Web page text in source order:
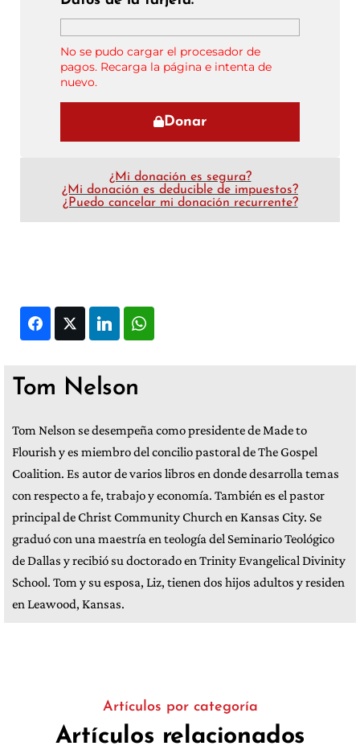
No se pudo cargar el procesador de
pagos. Recarga la página e intenta de
nuevo.
Donar
¿Mi donación es segura?
¿Mi donación es deducible de impuestos?
¿Puedo cancelar mi donación recurrente?
FacebookTwitter LinkedIn
Tom Nelson
Tom Nelson se desempeña como presidente de Made to
Flourish y es miembro del concilio pastoral de The Gospel
Coalition. Es autor de varios libros en donde desarrolla temas
con respecto a fe, trabajo y economía. También es el pastor
principal de Christ Community Church en Kansas City. Se
graduó con una maestría en teología del Seminario Teológico
de Dallas y recibió su doctorado en Trinity Evangelical Divinity
School. Tom y su esposa, Liz, tienen dos hijos adultos y residen
en Leawood, Kansas.
Artículos por categoría
Artículos relacionados